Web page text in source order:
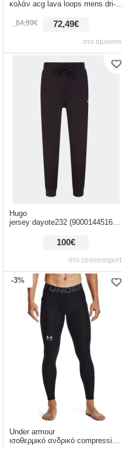
στο iqueens
κολάν acg lava loops mens dri-fit adv 1/2-length trail running tights black/ summit white s
72,49€
84,99€
στο cosmossport
Hugo
jersey dayote232 (9000144516_1469)
100€
-3%
Under armour
ισοθερμικό ανδρικό compression κολάν heatgear